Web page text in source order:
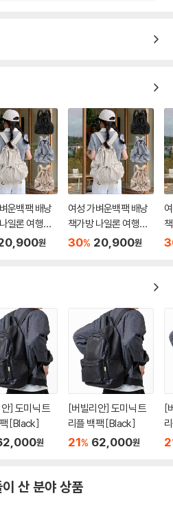
운백팩 배낭
일론 여행가
원
여성 가벼운백팩 배낭
책가방 나일론 여행가
방
30% 20,900원
방
] 도미닉 트
[Black]
원
[버빌리안] 도미닉 트
리플 백팩 [Black]
21% 62,000원
[
산 분야 상품